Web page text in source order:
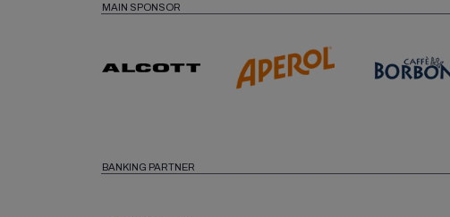
MAIN SPONSOR
BANKING PARTNER